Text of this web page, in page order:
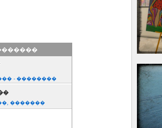
- ��������
�������